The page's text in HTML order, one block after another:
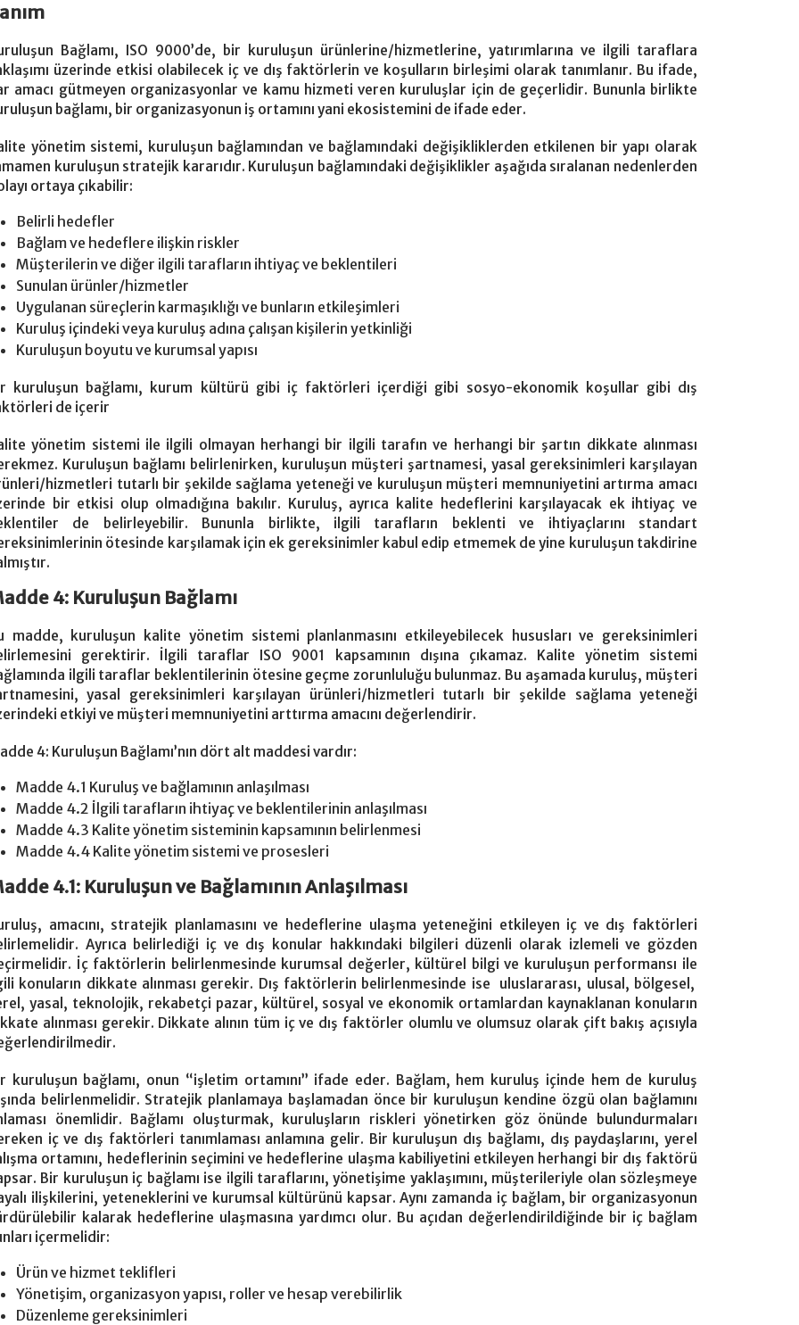
Bağlamı, ISO 9000’de, bir kuruluşun ürünlerine/hizmetlerine, yatırımlarına ve ilgili taraflara
üzerinde etkisi olabilecek iç ve dış faktörlerin ve koşulların birleşimi olarak tanımlanır. Bu ifade,
amacı gütmeyen organizasyonlar ve kamu hizmeti veren kuruluşlar için de geçerlidir. Bununla birlikte
bağlamı, bir organizasyonun iş ortamını yani ekosistemini de ifade eder.
yönetim sistemi, kuruluşun bağlamından ve bağlamındaki değişikliklerden etkilenen bir yapı olarak
kuruluşun stratejik kararıdır. Kuruluşun bağlamındaki değişiklikler aşağıda sıralanan nedenlerden
ortaya çıkabilir:
Belirli hedefler
Bağlam ve hedeflere ilişkin riskler
Müşterilerin ve diğer ilgili tarafların ihtiyaç ve beklentileri
Sunulan ürünler/hizmetler
Uygulanan süreçlerin karmaşıklığı ve bunların etkileşimleri
Kuruluş içindeki veya kuruluş adına çalışan kişilerin yetkinliği
Kuruluşun boyutu ve kurumsal yapısı
kuruluşun bağlamı, kurum kültürü gibi iç faktörleri içerdiği gibi sosyo-ekonomik koşullar gibi dış
de içerir
yönetim sistemi ile ilgili olmayan herhangi bir ilgili tarafın ve herhangi bir şartın dikkate alınması
Kuruluşun bağlamı belirlenirken, kuruluşun müşteri şartnamesi, yasal gereksinimleri karşılayan
hizmetleri tutarlı bir şekilde sağlama yeteneği ve kuruluşun müşteri memnuniyetini artırma amacı
bir etkisi olup olmadığına bakılır. Kuruluş, ayrıca kalite hedeflerini karşılayacak ek ihtiyaç ve
de belirleyebilir. Bununla birlikte, ilgili tarafların beklenti ve ihtiyaçlarını standart
ötesinde karşılamak için ek gereksinimler kabul edip etmemek de yine kuruluşun takdirine
4: Kuruluşun Bağlamı
madde, kuruluşun kalite yönetim sistemi planlanmasını etkileyebilecek hususları ve gereksinimleri
gerektirir. İlgili taraflar ISO 9001 kapsamının dışına çıkamaz. Kalite yönetim sistemi
ilgili taraflar beklentilerinin ötesine geçme zorunluluğu bulunmaz. Bu aşamada kuruluş, müşteri
yasal gereksinimleri karşılayan ürünleri/hizmetleri tutarlı bir şekilde sağlama yeteneği
etkiyi ve müşteri memnuniyetini arttırma amacını değerlendirir.
4: Kuruluşun Bağlamı’nın dört alt maddesi vardır:
Madde 4.1 Kuruluş ve bağlamının anlaşılması
Madde 4.2 İlgili tarafların ihtiyaç ve beklentilerinin anlaşılması
Madde 4.3 Kalite yönetim sisteminin kapsamının belirlenmesi
Madde 4.4 Kalite yönetim sistemi ve prosesleri
4.1: Kuruluşun ve Bağlamının Anlaşılması
amacını, stratejik planlamasını ve hedeflerine ulaşma yeteneğini etkileyen iç ve dış faktörleri
Ayrıca belirlediği iç ve dış konular hakkındaki bilgileri düzenli olarak izlemeli ve gözden
İç faktörlerin belirlenmesinde kurumsal değerler, kültürel bilgi ve kuruluşun performansı ile
konuların dikkate alınması gerekir. Dış faktörlerin belirlenmesinde ise uluslararası, ulusal, bölgesel,
yasal, teknolojik, rekabetçi pazar, kültürel, sosyal ve ekonomik ortamlardan kaynaklanan konuların
alınması gerekir. Dikkate alının tüm iç ve dış faktörler olumlu ve olumsuz olarak çift bakış açısıyla
kuruluşun bağlamı, onun “işletim ortamını” ifade eder. Bağlam, hem kuruluş içinde hem de kuruluş
belirlenmelidir. Stratejik planlamaya başlamadan önce bir kuruluşun kendine özgü olan bağlamını
önemlidir. Bağlamı oluşturmak, kuruluşların riskleri yönetirken göz önünde bulundurmaları
iç ve dış faktörleri tanımlaması anlamına gelir. Bir kuruluşun dış bağlamı, dış paydaşlarını, yerel
ortamını, hedeflerinin seçimini ve hedeflerine ulaşma kabiliyetini etkileyen herhangi bir dış faktörü
Bir kuruluşun iç bağlamı ise ilgili taraflarını, yönetişime yaklaşımını, müşterileriyle olan sözleşmeye
ilişkilerini, yeteneklerini ve kurumsal kültürünü kapsar. Aynı zamanda iç bağlam, bir organizasyonun
kalarak hedeflerine ulaşmasına yardımcı olur. Bu açıdan değerlendirildiğinde bir iç bağlam
içermelidir:
Ürün ve hizmet teklifleri
Yönetişim, organizasyon yapısı, roller ve hesap verebilirlik
Düzenleme gereksinimleri